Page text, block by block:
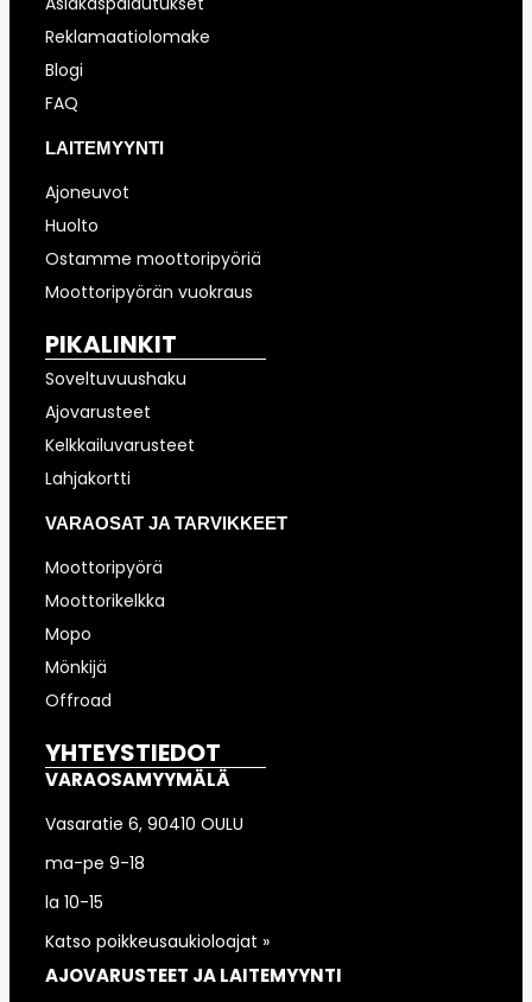
Reklamaatiolomake
Blogi
FAQ
LAITEMYYNTI
Ajoneuvot
Huolto
Ostamme moottoripyöriä
Moottoripyörän vuokraus
PIKALINKIT
Soveltuvuushaku
Ajovarusteet
Kelkkailuvarusteet
Lahjakortti
VARAOSAT JA TARVIKKEET
Moottoripyörä
Moottorikelkka
Mopo
Mönkijä
Offroad
YHTEYSTIEDOT
VARAOSAMYYMÄLÄ
Vasaratie 6, 90410 OULU
ma-pe 9-18
la 10-15
Katso poikkeusaukioloajat »
AJOVARUSTEET JA LAITEMYYNTI